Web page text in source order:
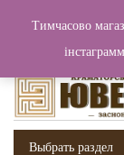
Вход /
Выбрать раздел
Тимчасово